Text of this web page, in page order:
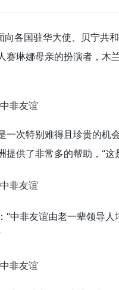
向各国驻华大使、贝宁共
赛琳娜母亲的扮演者，木
一次特别难得且珍贵的机
供了非常多的帮助，“
中非友谊由老一辈领导